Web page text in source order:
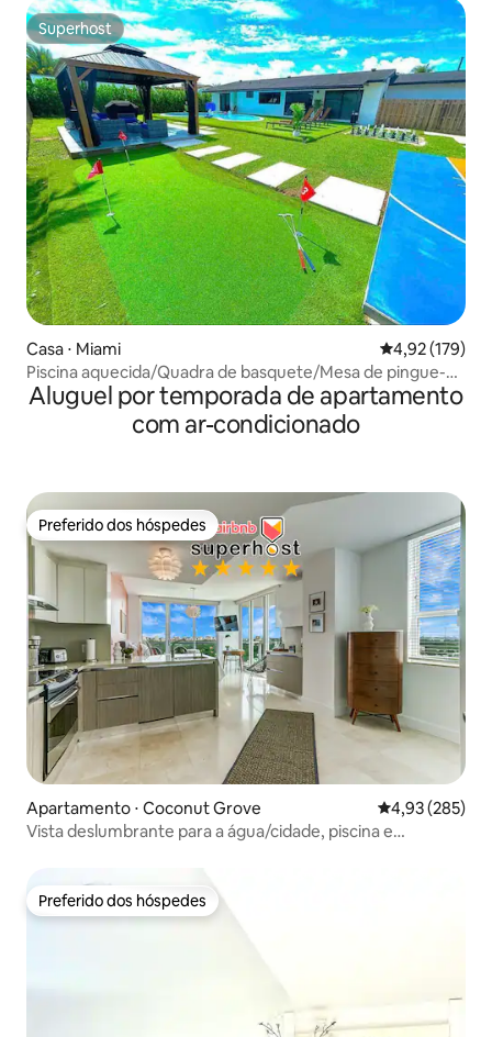
Superhost
Superhost
Casa ⋅ Miami 4,92 de uma
4,92 (179)
Piscina aquecida/Quadra de basquete/Mesa de pingue-
pongue/Campo de golfe
Aluguel por temporada de apartamento
com ar-condicionado
Preferido dos hóspedes
Preferido dos hóspedes
Apartamento ⋅ Coconut Grove 4,93 de uma
4,93 (285)
Vista deslumbrante para a água/cidade, piscina e
Preferido dos hóspedes
Preferido dos hóspedes